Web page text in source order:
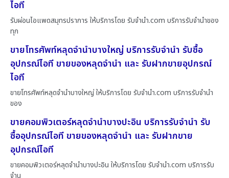
ไอที
รับผ่อนไอแพดสมุทรปราการ ให้บริการโดย รับจํานํา.com บริการรับจำนำของ
ทุก
ขายโทรศัพท์หลุดจำนำบางใหญ่ บริการรับจำนำ รับซื้อ
อุปกรณ์ไอที ขายของหลุดจำนำ และ รับฝากขายอุปกรณ์
ไอที
ขายโทรศัพท์หลุดจำนำบางใหญ่ ให้บริการโดย รับจํานํา.com บริการรับจำนำ
ของ
ขายคอมพิวเตอร์หลุดจำนำบางปะอิน บริการรับจำนำ รับ
ซื้ออุปกรณ์ไอที ขายของหลุดจำนำ และ รับฝากขาย
อุปกรณ์ไอที
ขายคอมพิวเตอร์หลุดจำนำบางปะอิน ให้บริการโดย รับจํานํา.com บริการรับ
จำน